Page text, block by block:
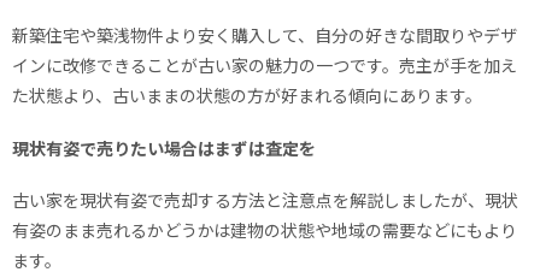
新築住宅や築浅物件より安く購入して、自分の好きな間取りやデザ
インに改修できることが古い家の魅力の一つです。売主が手を加え
た状態より、古いままの状態の方が好まれる傾向にあります。
現状有姿で売りたい場合はまずは査定を
古い家を現状有姿で売却する方法と注意点を解説しましたが、現状
有姿のまま売れるかどうかは建物の状態や地域の需要などにもより
ます。